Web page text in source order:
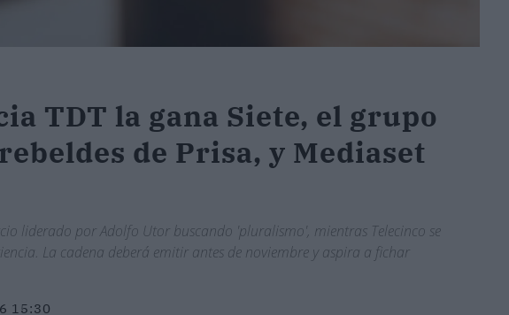
TDT la gana Siete, el grupo
de Prisa, y Mediaset
liderado por Adolfo Utor buscando 'pluralismo', mientras Telecinco se
La cadena deberá emitir antes de noviembre y aspira a fichar
15:30